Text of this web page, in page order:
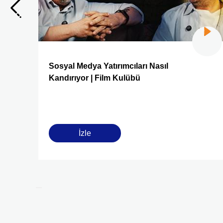
Sosyal Medya Yatırımcıları Nasıl
Kandırıyor | Film Kulübü
İzle